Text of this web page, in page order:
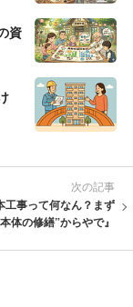
資
次の記事
事って何なん？まず
体の修繕”からやで』